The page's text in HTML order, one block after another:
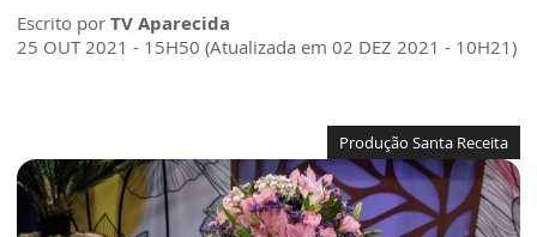
Escrito por TV Aparecida
25 OUT 2021 - 15H50 (Atualizada em 02 DEZ 2021 - 10H21)
Produção Santa Receita